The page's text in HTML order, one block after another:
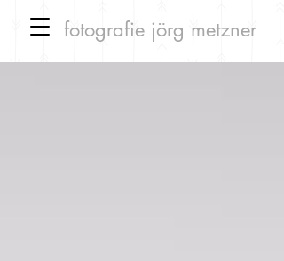
fotografie jörg metzner